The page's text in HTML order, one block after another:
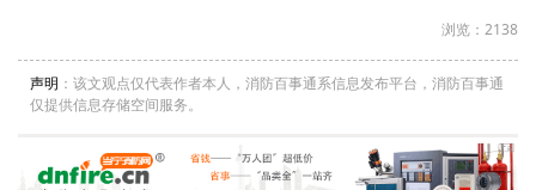
浏览：2138
声明 ：该文观点仅代表作者本人，消防百事通系信息发布平台，消防百事通
仅提供信息存储空间服务。